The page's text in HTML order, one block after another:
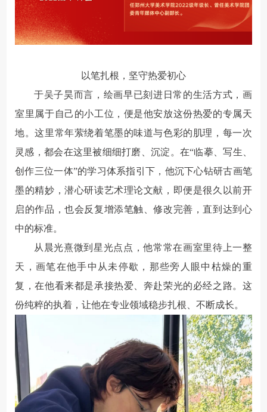
以笔扎根，坚守热爱初心
于吴子昊而言，绘画早已刻进日常的生活方式，画
室里属于自己的小工位，便是他安放这份热爱的专属天
地。这里常年萦绕着笔墨的味道与色彩的肌理，每一次
灵感，都会在这里被细细打磨、沉淀。在“临摹、写生、
创作三位一体”的学习体系指引下，他沉下心钻研古画笔
墨的精妙，潜心研读艺术理论文献，即便是很久以前开
启的作品，也会反复增添笔触、修改完善，直到达到心
中的标准。
从晨光熹微到星光点点，他常常在画室里待上一整
天，画笔在他手中从未停歇，那些旁人眼中枯燥的重
复，在他看来都是承接热爱、奔赴荣光的必经之路。这
份纯粹的执着，让他在专业领域稳步扎根、不断成长。